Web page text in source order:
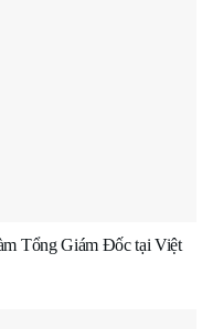
Tổng Giám Đốc tại Việt